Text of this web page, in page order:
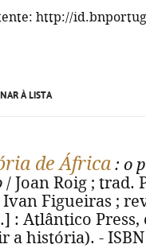
http://
À LISTA
de África : o
/ Joan Roig ; trad.
Figueiras ;
: Atlântico Press,
a história). - ISBN